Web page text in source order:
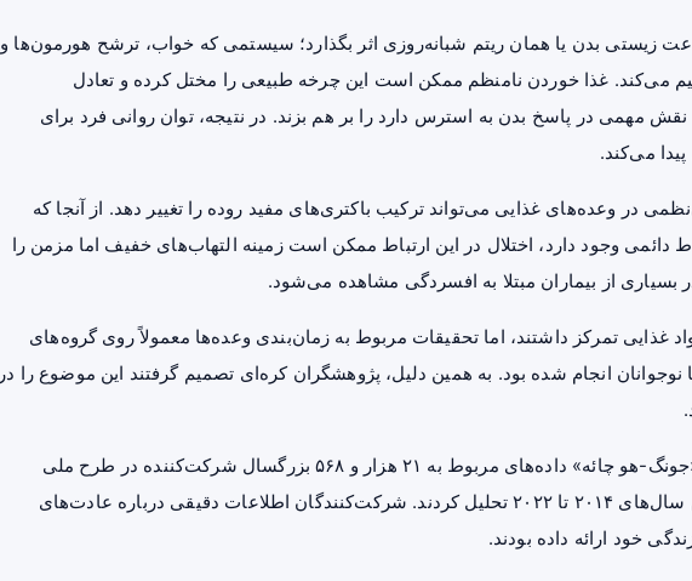
زیستی بدن یا همان ریتم شبانه‌روزی اثر بگذارد؛ سیستمی که خواب، ترشح هورمون‌ها و
می‌کند. غذا خوردن نامنظم ممکن است این چرخه طبیعی را مختل کرده و تعادل
مهمی در پاسخ بدن به استرس دارد را بر هم بزند. در نتیجه، توان روانی فرد برای
می‌کند.
در وعده‌های غذایی می‌تواند ترکیب باکتری‌های مفید روده را تغییر دهد. از آنجا که
دائمی وجود دارد، اختلال در این ارتباط ممکن است زمینه التهاب‌های خفیف اما مزمن را
بسیاری از بیماران مبتلا به افسردگی مشاهده می‌شود.
غذایی تمرکز داشتند، اما تحقیقات مربوط به زمان‌بندی وعده‌ها معمولاً روی گروه‌های
نوجوانان انجام شده بود. به همین دلیل، پژوهشگران کره‌ای تصمیم گرفتند این موضوع را در
در این مطالعه، «هیه‌جین ته» و «جونگ-هو چائه» داده‌های مربوط به ۲۱ هزار و ۵۶۸ بزرگسال شرکت‌کننده در طرح ملی
سلامت و تغذیه کره‌جنوبی را بین سال‌های ۲۰۱۴ تا ۲۰۲۲ تحلیل کردند. شرکت‌کنندگان اطلاعات دقیقی درباره عادت‌های
خود ارائه داده بودند.